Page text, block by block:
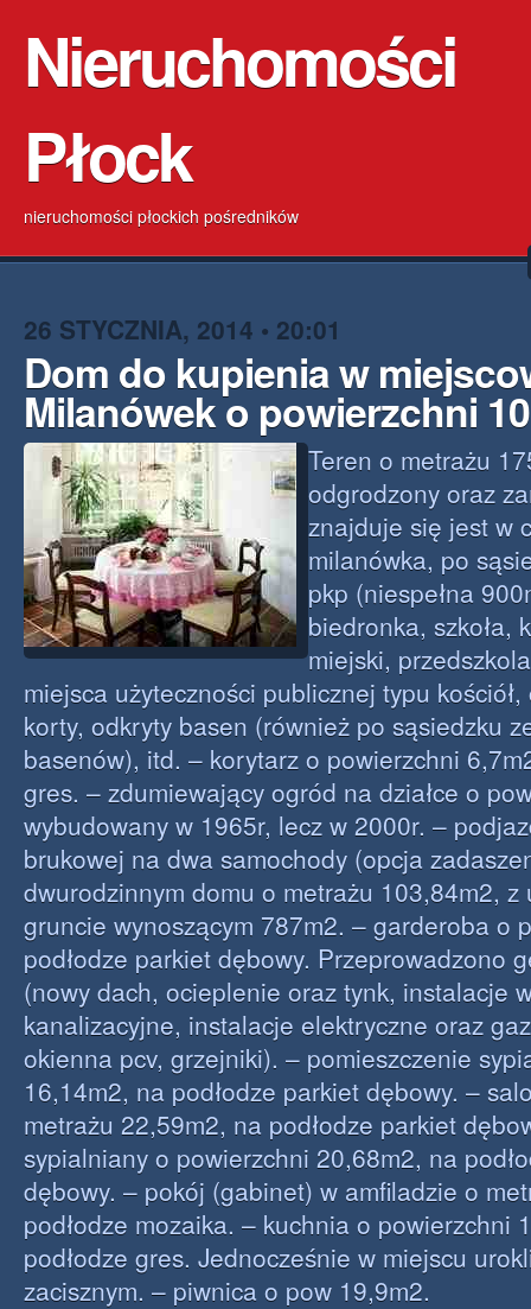
Nieruchomości
Płock
nieruchomości płockich pośredników
26 STYCZNIA, 2014 • 20:01
Dom do kupienia w
Milanówek o powierzchni
Teren o metrażu
odgrodzony oraz
znajduje się jest w
milanówka, po
pkp (niespełna
biedronka, szkoła,
miejski,
miejsca użyteczności publicznej typu
korty, odkryty basen (również po sąsiedzku
basenów), itd. – korytarz o powierzchni
gres. – zdumiewający ogród na działce o
wybudowany w 1965r, lecz w 2000r. –
brukowej na dwa samochody (opcja
dwurodzinnym domu o metrażu 103,84m2, z
gruncie wynoszącym 787m2. – garderoba o
podłodze parkiet dębowy. Przeprowadzono
(nowy dach, ocieplenie oraz tynk, instalacje
kanalizacyjne, instalacje elektryczne oraz
okienna pcv, grzejniki). – pomieszczenie
16,14m2, na podłodze parkiet dębowy. –
metrażu 22,59m2, na podłodze parkiet
sypialniany o powierzchni 20,68m2, na
dębowy. – pokój (gabinet) w amfiladzie o
podłodze mozaika. – kuchnia o powierzchni
podłodze gres. Jednocześnie w miejscu
zacisznym. – piwnica o pow 19,9m2.